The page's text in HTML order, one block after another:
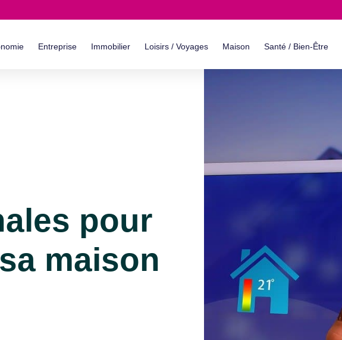
Entreprise Immobilier Loisirs / Voyages Maison Santé / Bien-Être
pour
maison